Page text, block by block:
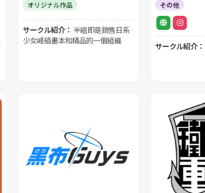
オリジナル作品
サークル紹介： 半組即是銷售日系
少女峰插畫本和精品的一個組織
その他
サークル紹介：